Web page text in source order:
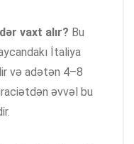
vaxt alır? Bu
İtaliya
və adətən 4–8
əvvəl bu